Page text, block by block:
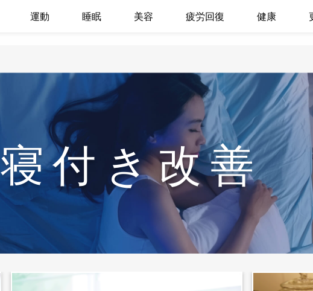
運動 睡眠 美容 疲労回復 健康
寝付き改善